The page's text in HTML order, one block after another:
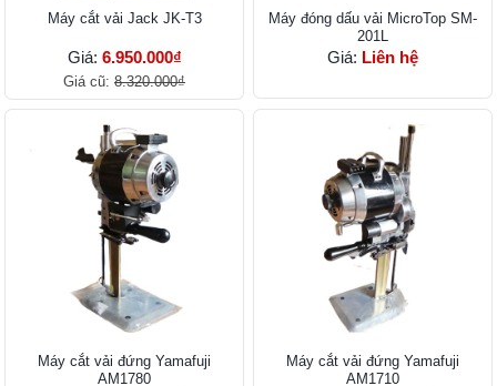
Máy cắt vải Jack JK-T3
Giá: 6.950.000₫
Giá cũ: 8.320.000₫
Máy đóng dấu vải MicroTop SM-
201L
Giá: Liên hệ
Máy cắt vải đứng Yamafuji
AM1780
Máy cắt vải đứng Yamafuji
AM1710